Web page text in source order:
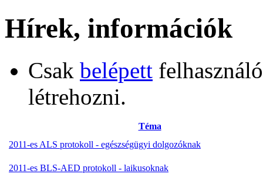
Hírek, információk
Csak belépett
létrehozni.
Téma
2011-es ALS protokoll - egészségügyi dolgozóknak
2011-es BLS-AED protokoll - laikusoknak